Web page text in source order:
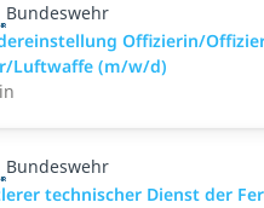
Bundeswehr
Offizierin/
Luftwaffe (m/w/d)
Bundeswehr
technischer Dienst der